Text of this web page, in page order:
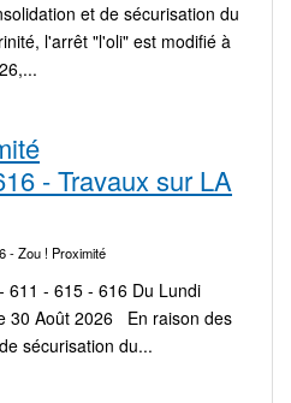
et de sécurisation du
l'arrêt "l'oli" est modifié à
- Travaux sur LA
- Zou ! Proximité
611 - 615 - 616 Du Lundi
30 Août 2026 En raison des
sécurisation du...